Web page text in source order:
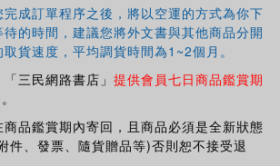
in the digital age, and attention
by sharp political contradictions.
will gain a deeper understanding
global challenges it faces, and of the
at the center of the relations
成訂單程序之後，將以空運的方式為你下
的時間，建議您將外文書與其他商品分開
貨速度，平均調貨時間為1~2個月。
三民網路書店」 提供會員七日商品鑑賞期
品鑑賞期內寄回，且商品必須是全新狀態
件、發票、隨貨贈品等)否則恕不接受退